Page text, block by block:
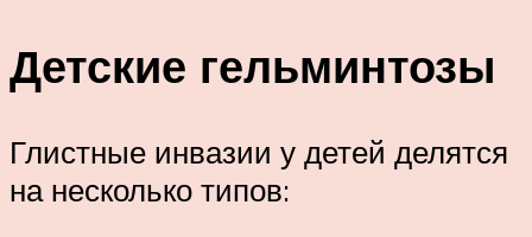
Детские гельминтозы
Глистные инвазии у детей делятся
на несколько типов: